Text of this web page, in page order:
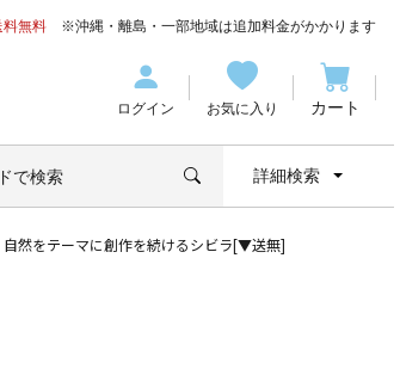
料無料 ※沖縄・離島・一部地域は追加料金がかかります
ログイン お気に入り カート
詳細検索
然をテーマに創作を続けるシビラ[▼送無]